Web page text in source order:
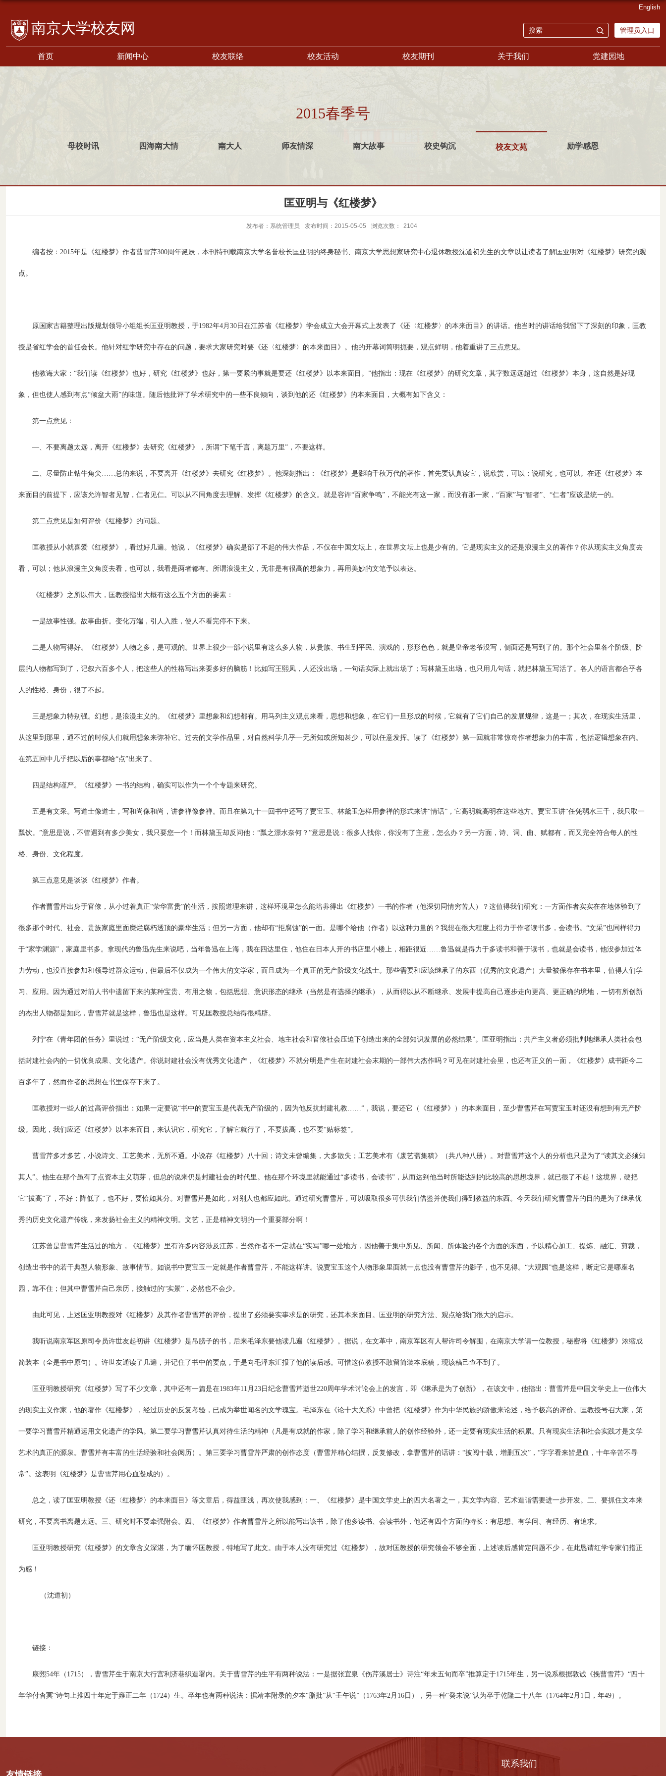
校友网 管理员入口
English
首页 新闻中心 校友联络 校友活动 校友期刊 关于我们 党建园地
2015春季号
母校时讯 四海南大情 南大人 师友情深 南大故事 校史钩沉 校友文苑 励学感恩
匡亚明与《红楼梦》
发布者：系统管理员 发布时间：2015-05-05 浏览次数： 2104
编者按： 2015年是《红楼梦》作者曹雪芹300周年诞辰，本刊特刊载南京大学名誉校长匡亚明的终身秘书、南京大学思想家研究中心退休教授沈道初先生的文章以让读者了解匡亚明对《红楼梦》研究的观
点。
原国家古籍整理出版规划领导小组组长匡亚明教授，于1982年4月30日在江苏省《红楼梦》学会成立大会开幕式上发表了《还〈红楼梦〉的本来面目》的讲话。他当时的讲话给我留下了深刻的印象，匡教
授是省红学会的首任会长。他针对红学研究中存在的问题，要求大家研究时要《还〈红楼梦〉的本来面目》。他的开幕词简明扼要，观点鲜明，他着重讲了三点意见。
他教诲大家：“我们读《红楼梦》也好，研究《红楼梦》也好，第一要紧的事就是要还《红楼梦》以本来面目。”他指出：现在《红楼梦》的研究文章，其字数远远超过《红楼梦》本身，这自然是好现
象，但也使人感到有点“倾盆大雨”的味道。随后他批评了学术研究中的一些不良倾向，谈到他的还《红楼梦》的本来面目，大概有如下含义：
第一点意见：
―、不要离题太远，离开《红楼梦》去研究《红楼梦》，所谓“下笔千言，离题万里”，不要这样。
二、尽量防止钻牛角尖……总的来说，不要离开《红楼梦》去研究《红楼梦》。他深刻指出：《红楼梦》是影响千秋万代的著作，首先要认真读它，说欣赏，可以；说研究，也可以。在还《红楼梦》本
来面目的前提下，应该允许智者见智，仁者见仁。可以从不同角度去理解、发挥《红楼梦》的含义。就是容许“百家争鸣”，不能光有这一家，而没有那一家，“百家”与“智者”、“仁者”应该是统一的。
第二点意见是如何评价《红楼梦》的问题。
匡教授从小就喜爱《红楼梦》，看过好几遍。他说，《红楼梦》确实是部了不起的伟大作品，不仅在中国文坛上，在世界文坛上也是少有的。它是现实主义的还是浪漫主义的著作？你从现实主义角度去
看，可以；他从浪漫主义角度去看，也可以，我看是两者都有。所谓浪漫主义，无非是有很高的想象力，再用美妙的文笔予以表达。
《红楼梦》之所以伟大，匡教授指出大概有这么五个方面的要素：
一是故事性强。故事曲折。变化万端，引人入胜，使人不看完停不下来。
二是人物写得好。《红楼梦》人物之多，是可观的。世界上很少一部小说里有这么多人物，从贵族、书生到平民、演戏的，形形色色，就是皇帝老爷没写，侧面还是写到了的。那个社会里各个阶级、阶
层的人物都写到了，记叙六百多个人，把这些人的性格写出来要多好的脑筋！比如写王熙凤，人还没出场，一句话实际上就出场了；写林黛玉出场，也只用几句话，就把林黛玉写活了。各人的语言都合乎各
人的性格、身份，很了不起。
三是想象力特别强。幻想，是浪漫主义的。《红楼梦》里想象和幻想都有。用马列主义观点来看，思想和想象，在它们一旦形成的时候，它就有了它们自己的发展规律，这是一；其次，在现实生活里，
从这里到那里，通不过的时候人们就用想象来弥补它。过去的文学作品里，对自然科学几乎一无所知或所知甚少，可以任意发挥。读了《红楼梦》第一回就非常惊奇作者想象力的丰富，包括逻辑想象在内。
在第五回中几乎把以后的事都给“点”出来了。
四是结构谨严。《红楼梦》一书的结构，确实可以作为一个个专题来研究。
五是有文采。写道士像道士，写和尚像和尚，讲参禅像参禅。而且在第九十一回书中还写了贾宝玉、林黛玉怎样用参禅的形式来讲“情话”，它高明就高明在这些地方。贾宝玉讲“任凭弱水三千，我只取一
瓢饮。”意思是说，不管遇到有多少美女，我只要您一个！而林黛玉却反问他：“瓢之漂水奈何？”意思是说：很多人找你，你没有了主意，怎么办？另一方面，诗、词、曲、赋都有，而又完全符合每人的性
格、身份、文化程度。
第三点意见是谈谈《红楼梦》作者。
作者曹雪芹出身于官僚，从小过着真正“荣华富贵”的生活，按照道理来讲，这样环境里怎么能培养得出《红楼梦》一书的作者（他深切同情穷苦人）？这值得我们研究：一方面作者实实在在地体验到了
很多那个时代、社会、贵族家庭里面糜烂腐朽透顶的豪华生活；但另一方面，他却有“拒腐蚀”的一面。是哪个给他（作者）以这种力量的？我想在很大程度上得力于作者读书多，会读书。“文采”也同样得力
于“家学渊源”，家庭里书多。拿现代的鲁迅先生来说吧，当年鲁迅在上海，我在四达里住，他住在日本人开的书店里小楼上，相距很近……鲁迅就是得力于多读书和善于读书，也就是会读书，他没参加过体
力劳动，也没直接参加和领导过群众运动，但最后不仅成为一个伟大的文学家，而且成为一个真正的无产阶级文化战士。那些需要和应该继承了的东西（优秀的文化遗产）大量被保存在书本里，值得人们学
习、应用。因为通过对前人书中遗留下来的某种宝贵、有用之物，包括思想、意识形态的继承（当然是有选择的继承），从而得以从不断继承、发展中提高自己逐步走向更高、更正确的境地，一切有所创新
的杰出人物都是如此，曹雪芹就是这样，鲁迅也是这样。可见匡教授总结得很精辟。
列宁在《青年团的任务》里说过：“无产阶级文化，应当是人类在资本主义社会、地主社会和官僚社会压迫下创造出来的全部知识发展的必然结果”。匡亚明指出：共产主义者必须批判地继承人类社会包
括封建社会内的一切优良成果、文化遗产。你说封建社会没有优秀文化遗产，《红楼梦》不就分明是产生在封建社会末期的一部伟大杰作吗？可见在封建社会里，也还有正义的一面，《红楼梦》成书距今二
百多年了，然而作者的思想在书里保存下来了。
匡教授对一些人的过高评价指出：如果一定要说“书中的贾宝玉是代表无产阶级的，因为他反抗封建礼教……”，我说，要还它（《红楼梦》）的本来面目，至少曹雪芹在写贾宝玉时还没有想到有无产阶
级。因此，我们应还《红楼梦》以本来而目，来认识它，研究它，了解它就行了，不要拔高，也不要“贴标签”。
曹雪芹多才多艺，小说诗文、工艺美术，无所不通。小说存《红楼梦》八十回；诗文未曾编集，大多散失；工艺美术有《废艺斋集稿》（共八种八册）。对曹雪芹这个人的分析也只是为了“读其文必须知
其人”。他生在那个虽有了点资本主义萌芽，但总的说来仍是封建社会的时代里。他在那个环境里就能通过“多读书，会读书”，从而达到他当时所能达到的比较高的思想境界，就已很了不起！这境界，硬把
它“拔高”了，不好；降低了，也不好，要恰如其分。对曹雪芹是如此，对别人也都应如此。通过研究曹雪芹，可以吸取很多可供我们借鉴并使我们得到教益的东西。今天我们研究曹雪芹的目的是为了继承优
秀的历史文化遗产传统，来发扬社会主义的精神文明。文艺，正是精神文明的一个重要部分啊！
江苏曾是曹雪芹生活过的地方，《红楼梦》里有许多内容涉及江苏，当然作者不一定就在“实写”哪一处地方，因他善于集中所见、所闻、所体验的各个方面的东西，予以精心加工、提炼、融汇、剪裁，
创造出书中的若干典型人物形象、故事情节。如说书中贾宝玉一定就是作者曹雪芹，不能这样讲。说贾宝玉这个人物形象里面就一点也没有曹雪芹的影子，也不见得。“大观园”也是这样，断定它是哪座名
园，靠不住；但其中曹雪芹自己亲历，接触过的“实景”，必然也不会少。
由此可见，上述匡亚明教授对《红楼梦》及其作者曹雪芹的评价，提出了必须要实事求是的研究，还其本来面目。匡亚明的研究方法、观点给我们很大的启示。
我听说南京军区原司令员许世友起初讲《红楼梦》是吊膀子的书，后来毛泽东要他读几遍《红楼梦》。据说，在文革中，南京军区有人帮许司令解围，在南京大学请一位教授，秘密将《红楼梦》浓缩成
简装本（全是书中原句）。许世友通读了几遍，并记住了书中的要点，于是向毛泽东汇报了他的读后感。可惜这位教授不敢留简装本底稿，现该稿己查不到了。
匡亚明教授研究《红楼梦》写了不少文章，其中还有一篇是在1983年11月23日纪念曹雪芹逝世220周年学术讨论会上的发言，即《继承是为了创新》，在该文中，他指出：曹雪芹是中国文学史上一位伟大
的现实主义作家，他的著作《红楼梦》，经过历史的反复考验，已成为举世闻名的文学瑰宝。毛泽东在《论十大关系》中曾把《红楼梦》作为中华民族的骄傲来论述，给予极高的评价。匡教授号召大家，第
一要学习曹雪芹精通运用文化遗产的学风。第二要学习曹雪芹认真对待生活的精神（凡是有成就的作家，除了学习和继承前人的创作经验外，还一定要有现实生活的积累。只有现实生活和社会实践才是文学
艺术的真正的源泉。曹雪芹有丰富的生活经验和社会阅历）。第三要学习曹雪芹严肃的创作态度（曹雪芹精心结撰，反复修改，拿曹雪芹的话讲：“披阅十载，增删五次”，“字字看来皆是血，十年辛苦不寻
常”。这表明《红楼梦》是曹雪芹用心血凝成的）。
总之，读了匡亚明教授《还〈红楼梦〉的本来面目》等文章后，得益匪浅，再次使我感到：一、《红楼梦》是中国文学史上的四大名著之一，其文学内容、艺术造诣需要进一步开发。二、要抓住文本来
研究，不要离书离题太远。三、研究时不要牵强附会。四、《红楼梦》作者曹雪芹之所以能写出该书，除了他多读书、会读书外，他还有四个方面的特长：有思想、有学问、有经历、有追求。
匡亚明教授研究《红楼梦》的文章含义深湛，为了缅怀匡教授，特地写了此文。由于本人没有研究过《红楼梦》，故对匡教授的研究领会不够全面，上述读后感肯定问题不少，在此恳请红学专家们指正
为感！
（沈道初）
链接：
康熙54年（1715），曹雪芹生于南京大行宫利济巷织造署内。关于曹雪芹的生平有两种说法：一是据张宜泉《伤芹溪居士》诗注“年未五旬而卒”推算定于1715年生，另一说系根据敦诚《挽曹雪芹》“四十
年华付杳冥”诗句上推四十年定于雍正二年（1724）生。卒年也有两种说法：据靖本附录的夕本“脂批”从“壬午说”（1763年2月16日），另一种“癸未说”认为卒于乾隆二十八年（1764年2月1日，年49）。
联系我们